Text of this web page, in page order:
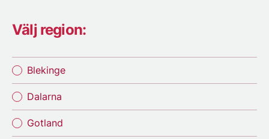
Välj region:
Blekinge
Dalarna
Gotland